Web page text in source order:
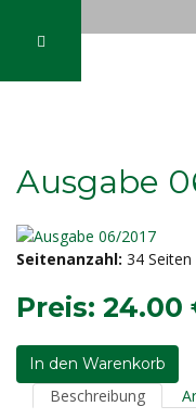
Ausgabe
Seitenanzahl: 34 Seiten
Preis: 24.00
In den Warenkorb
Beschreibung